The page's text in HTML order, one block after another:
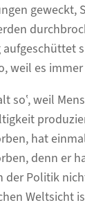
geweckt,
weil es immer
so‛, weil
hat
denn er
der Politik
Weltsicht